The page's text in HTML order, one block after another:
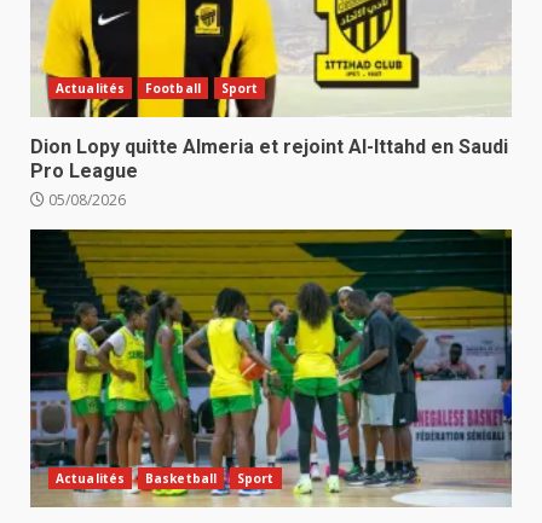
Actualités Football Sport
Dion Lopy quitte Almeria et rejoint Al-Ittahd en Saudi
Pro League
05/08/2026
Actualités Basketball Sport